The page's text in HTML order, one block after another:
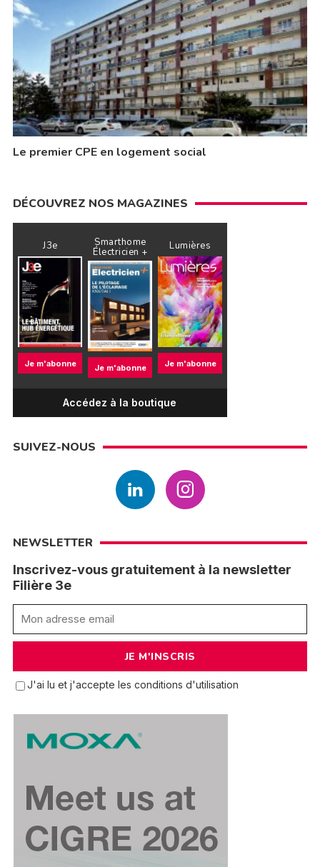
Le premier CPE en logement social
DÉCOUVREZ NOS MAGAZINES
J3e
Je m'abonne
Smarthome
Électricien +
Je m'abonne
Lumières
Je m'abonne
Accédez à la boutique
SUIVEZ-NOUS
NEWSLETTER
Inscrivez-vous gratuitement à la newsletter
Filière 3e
J'ai lu et j'accepte les conditions d'utilisation